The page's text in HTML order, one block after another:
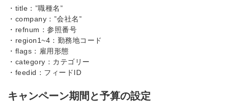
・title：”職種名”
・company：”会社名”
・refnum：参照番号
・region1~4：勤務地コード
・flags：雇用形態
・category：カテゴリー
・feedid：フィードID
キャンペーン期間と予算の設定